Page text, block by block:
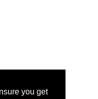
you get